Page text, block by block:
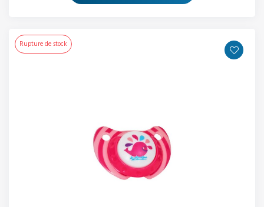
Rupture de stock